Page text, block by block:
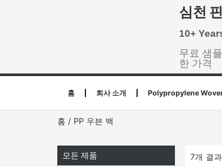
심천
10+
무료 샘
한 가격
홈 회사 소개 Polypropylene
홈 / PP 우븐 백
모든 제품
7개 결